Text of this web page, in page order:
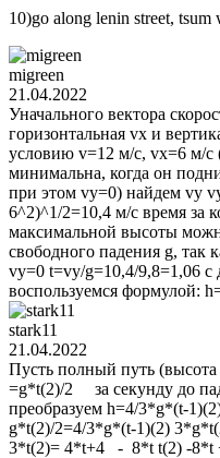
10)go along lenin street,
migreen
21.04.2022
Уначального вектора
горизонтальная vx и
условию v=12 м/с, vx=6 м/с
минимальна, когда он
при этом vy=0) найдем vy
6^2)^1/2=10,4 м/с время за
максимальной высоты
свободного падения g, так
vy=0 t=vy/g=10,4/9,8=1,06 с
воспользуемся формулой:
stark11
21.04.2022
Пусть полный путь
=g*t(2)/2 за секунду до
преобразуем h=4/3*g*(t-
g*t(2)/2=4/3*g*(t-1)(2)
3*t(2)= 4*t+4 - 8*t t(2) -8*t